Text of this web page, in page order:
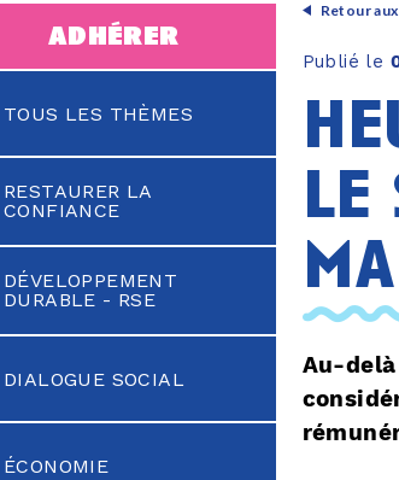
adhérer
TOUS LES THÈMES
RESTAURER LA
CONFIANCE
DÉVELOPPEMENT
DURABLE - RSE
DIALOGUE SOCIAL
ÉCONOMIE
Retour
Publié le
le
Au-